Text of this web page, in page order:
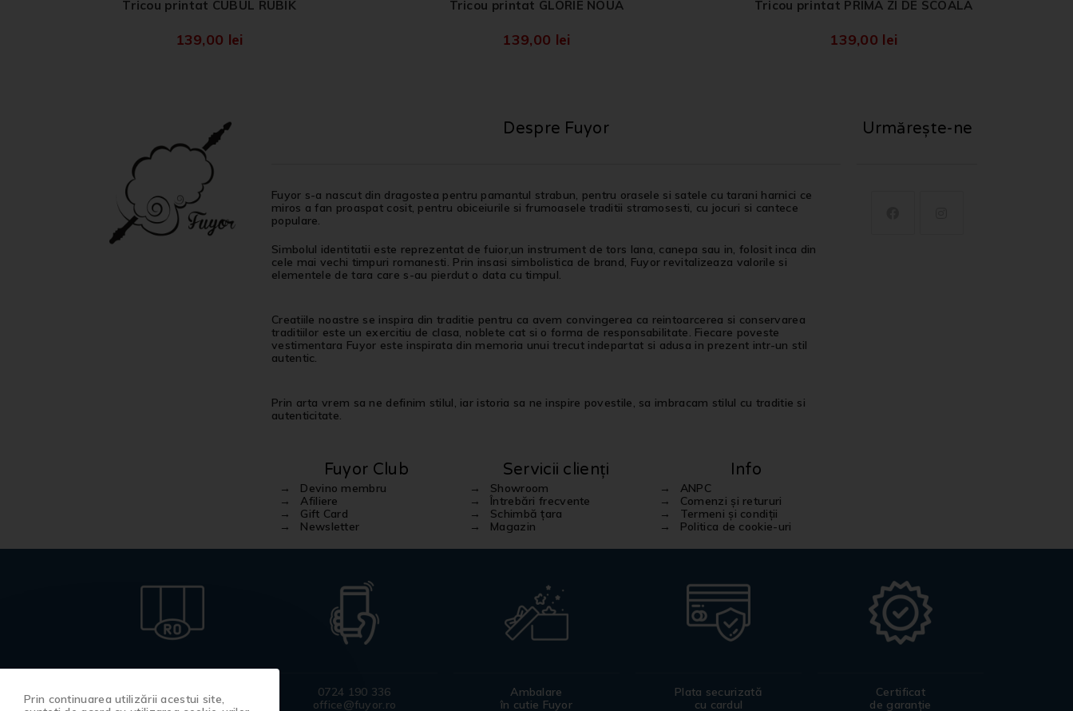
Tricou printat CUBUL RUBIK
139,00 lei
Tricou printat GLORIE NOUA
139,00 lei
Tricou printat PRIMA ZI DE SCOALA
139,00 lei
Despre Fuyor
Fuyor s-a nascut din dragostea pentru pamantul strabun, pentru orasele si satele cu tarani harnici ce
miros a fan proaspat cosit, pentru obiceiurile si frumoasele traditii stramosesti, cu jocuri si cantece
populare.
Simbolul identitatii este reprezentat de fuior,un instrument de tors lana, canepa sau in, folosit inca din
cele mai vechi timpuri romanesti. Prin insasi simbolistica de brand, Fuyor revitalizeaza valorile si
elementele de tara care s-au pierdut o data cu timpul.
Creatiile noastre se inspira din traditie pentru ca avem convingerea ca reintoarcerea si conservarea
traditiilor este un exercitiu de clasa, noblete cat si o forma de responsabilitate. Fiecare poveste
vestimentara Fuyor este inspirata din memoria unui trecut indepartat si adusa in prezent intr-un stil
autentic.
Prin arta vrem sa ne definim stilul, iar istoria sa ne inspire povestile, sa imbracam stilul cu traditie si
autenticitate.
Fuyor Club
Devino membru
Afiliere
Gift Card
Newsletter
Servicii clienți
Showroom
Întrebări frecvente
Schimbă țara
Magazin
Info
ANPC
Comenzi și retururi
Termeni și condiții
Politica de cookie-uri
Urmărește-ne
Produse
100% românești
0724 190 336
office@fuyor.ro
Ambalare
în cutie Fuyor
Plata securizată
cu cardul
Certificat
de garanție
Prin continuarea utilizării acestui site,